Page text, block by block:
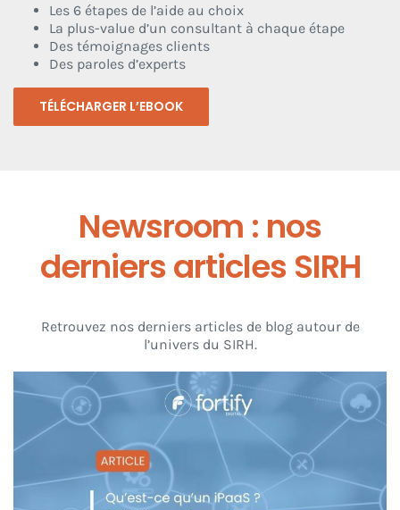
Les 6 étapes de l’aide au choix
La plus-value d’un consultant à chaque étape
Des témoignages clients
Des paroles d’experts
TÉLÉCHARGER L’EBOOK
Newsroom : nos
derniers articles SIRH
Retrouvez nos derniers articles de blog autour de
l’univers du SIRH.